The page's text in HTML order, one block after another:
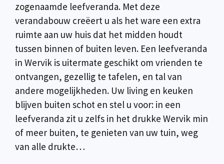
zogenaamde leefveranda. Met deze
verandabouw creëert u als het ware een extra
ruimte aan uw huis dat het midden houdt
tussen binnen of buiten leven. Een leefveranda
in Wervik is uitermate geschikt om vrienden te
ontvangen, gezellig te tafelen, en tal van
andere mogelijkheden. Uw living en keuken
blijven buiten schot en stel u voor: in een
leefveranda zit u zelfs in het drukke Wervik min
of meer buiten, te genieten van uw tuin, weg
van alle drukte…